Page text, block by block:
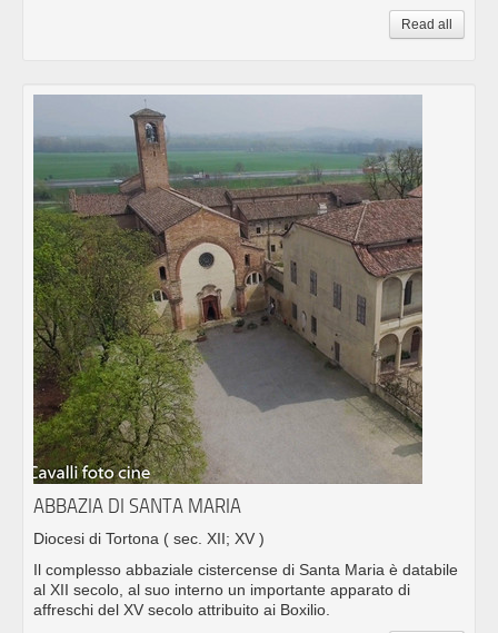
Read all
ABBAZIA DI SANTA MARIA
Diocesi di Tortona ( sec. XII; XV )
Il complesso abbaziale cistercense di Santa Maria è databile
al XII secolo, al suo interno un importante apparato di
affreschi del XV secolo attribuito ai Boxilio.